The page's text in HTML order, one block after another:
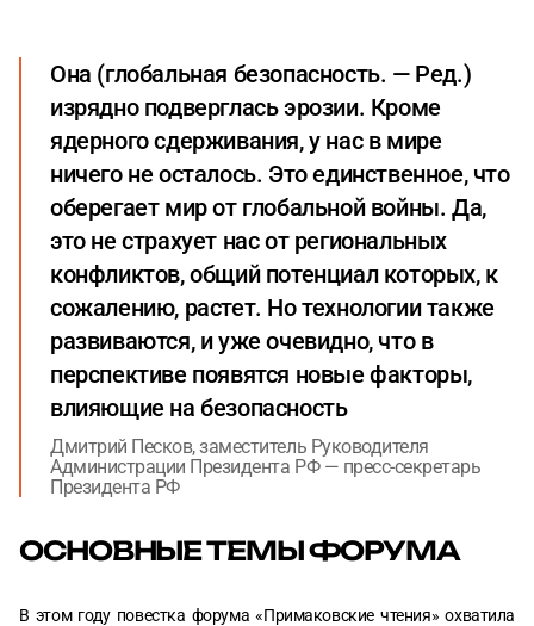
Она (глобальная безопасность. — Ред.)
изрядно подверглась эрозии. Кроме
ядерного сдерживания, у нас в мире
ничего не осталось. Это единственное, что
оберегает мир от глобальной войны. Да,
это не страхует нас от региональных
конфликтов, общий потенциал которых, к
сожалению, растет. Но технологии также
развиваются, и уже очевидно, что в
перспективе появятся новые факторы,
влияющие на безопасность
Дмитрий Песков, заместитель Руководителя
Администрации Президента РФ — пресс-секретарь
Президента РФ
ОСНОВНЫЕ ТЕМЫ ФОРУМА
В этом году повестка форума «Примаковские чтения» охватила